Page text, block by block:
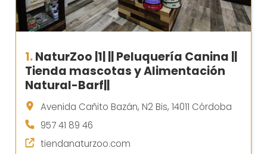
1.NaturZoo |1| || Peluquería Canina ||
Tienda mascotas y Alimentación
Natural-Barf||
Avenida Cañito Bazán, N2 Bis, 14011 Córdoba
957 41 89 46
tiendanaturzoo.com